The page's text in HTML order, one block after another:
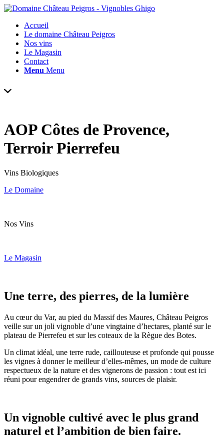
Accueil
Le domaine Château Peigros
Nos vins
Le Magasin
Contact
Menu Menu
AOP Côtes de Provence,
Terroir Pierrefeu
Vins Biologiques
Le Domaine
Nos Vins
Le Magasin
Une terre, des pierres, de la lumière
Au cœur du Var, au pied du Massif des Maures, Château Peigros
veille sur un joli vignoble d’une vingtaine d’hectares, planté sur le
plateau de Pierrefeu et sur les coteaux de la Règue des Botes.
Un climat idéal, une terre rude, caillouteuse et profonde qui pousse
les vignes à donner le meilleur d’elles-mêmes, un mode de culture
respectueux de la nature et des vignerons de passion : tout est ici
réuni pour engendrer de grands vins, sources de plaisir.
Un vignoble cultivé avec le plus grand
naturel et l’ambition de bien faire.